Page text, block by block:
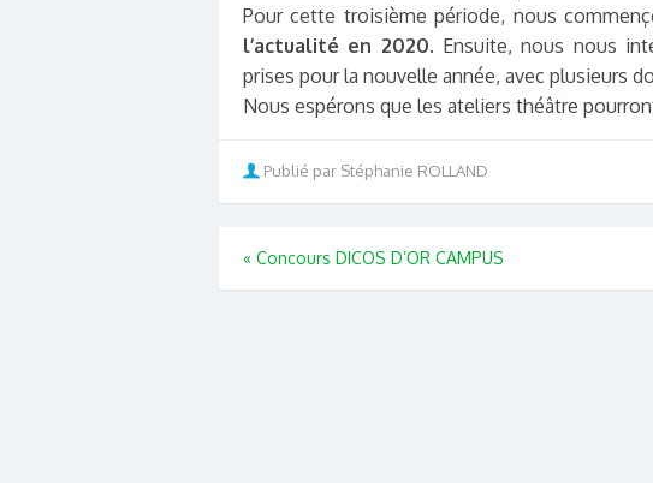
Pour cette troisième période, nous
l’actualité en 2020. Ensuite, nous nous
prises pour la nouvelle année, avec plusieurs
Nous espérons que les ateliers théâtre
Publié par Stéphanie ROLLAND
« Concours DICOS D’OR CAMPUS